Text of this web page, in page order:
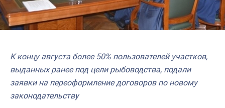
К концу августа более 50% пользователей участков,
выданных ранее под цели рыбоводства, подали
заявки на переоформление договоров по новому
законодательству